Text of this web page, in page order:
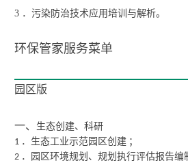
3 ．污染防治技术应用培训与解析。
环保管家服务菜单
园区版
一、
生态创建、科研
1 ．生态工业示范园区创建 ；
2 ．园区环境规划、规划执行评估报告编